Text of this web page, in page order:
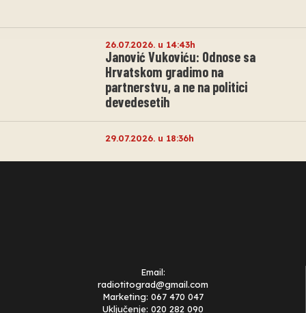
26.07.2026. u 14:43h
Janović Vukoviću: Odnose sa
Hrvatskom gradimo na
partnerstvu, a ne na politici
devedesetih
29.07.2026. u 18:36h
Email:
radiotitograd@gmail.com
Marketing: 067 470 047
Uključenje: 020 282 090